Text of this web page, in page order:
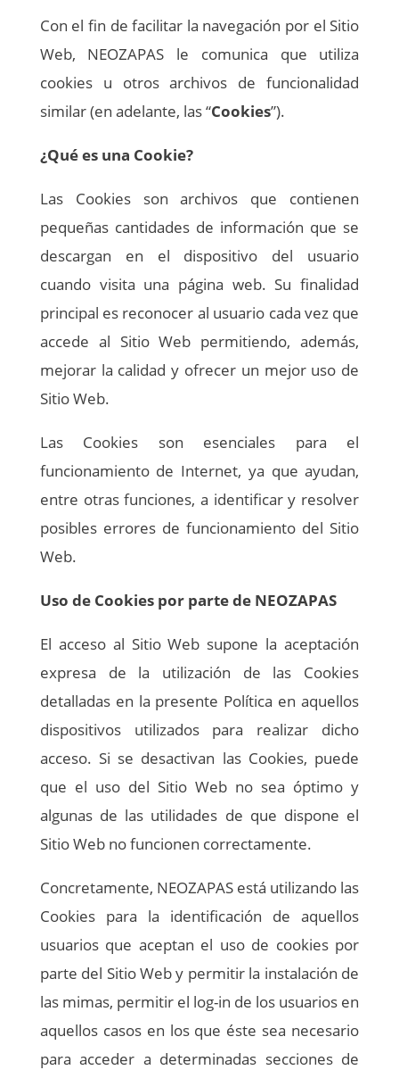
Con el fin de facilitar la navegación por el Sitio
Web, NEOZAPAS le comunica que utiliza
cookies u otros archivos de funcionalidad
similar (en adelante, las “Cookies”).
¿Qué es una Cookie?
Las Cookies son archivos que contienen
pequeñas cantidades de información que se
descargan en el dispositivo del usuario
cuando visita una página web. Su finalidad
principal es reconocer al usuario cada vez que
accede al Sitio Web permitiendo, además,
mejorar la calidad y ofrecer un mejor uso de
Sitio Web.
Las Cookies son esenciales para el
funcionamiento de Internet, ya que ayudan,
entre otras funciones, a identificar y resolver
posibles errores de funcionamiento del Sitio
Web.
Uso de Cookies por parte de NEOZAPAS
El acceso al Sitio Web supone la aceptación
expresa de la utilización de las Cookies
detalladas en la presente Política en aquellos
dispositivos utilizados para realizar dicho
acceso. Si se desactivan las Cookies, puede
que el uso del Sitio Web no sea óptimo y
algunas de las utilidades de que dispone el
Sitio Web no funcionen correctamente.
Concretamente, NEOZAPAS está utilizando las
Cookies para la identificación de aquellos
usuarios que aceptan el uso de cookies por
parte del Sitio Web y permitir la instalación de
las mimas, permitir el log-in de los usuarios en
aquellos casos en los que éste sea necesario
para acceder a determinadas secciones de